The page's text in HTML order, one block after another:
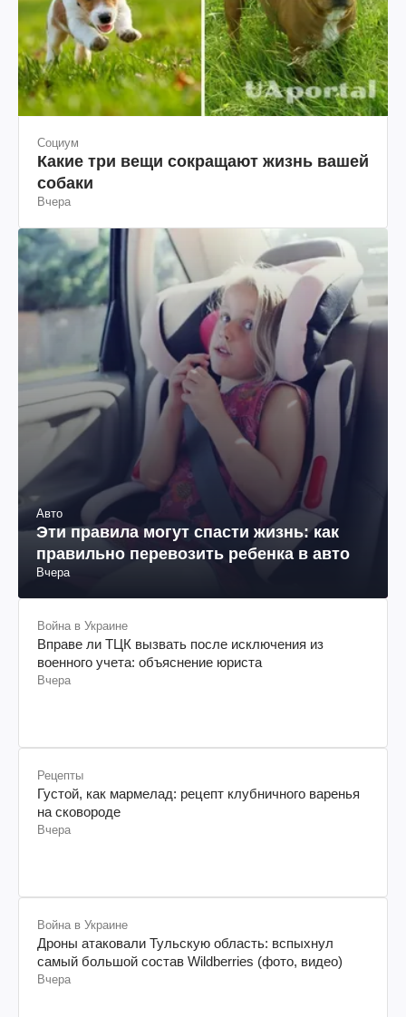
Социум
Какие три вещи сокращают жизнь вашей
собаки
Вчера
Авто
Эти правила могут спасти жизнь: как
правильно перевозить ребенка в авто
Вчера
Война в Украине
Вправе ли ТЦК вызвать после исключения из
военного учета: объяснение юриста
Вчера
Рецепты
Густой, как мармелад: рецепт клубничного варенья
на сковороде
Вчера
Война в Украине
Дроны атаковали Тульскую область: вспыхнул
самый большой состав Wildberries (фото, видео)
Вчера